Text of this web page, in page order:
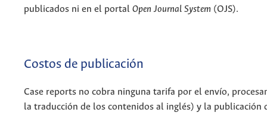
publicados ni en el portal Open Journal System (OJS).
Costos de publicación
Case reports no cobra ninguna tarifa por el envío,
la traducción de los contenidos al inglés) y la publicación